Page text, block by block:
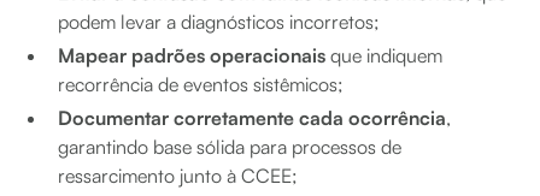
podem levar a diagnósticos incorretos;
Mapear padrões operacionais que indiquem
recorrência de eventos sistêmicos;
Documentar corretamente cada ocorrência,
garantindo base sólida para processos de
ressarcimento junto à CCEE;